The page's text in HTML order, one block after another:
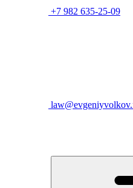
+7 982 635-25-09